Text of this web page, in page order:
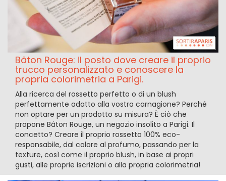
Bâton Rouge: il posto dove creare il proprio
trucco personalizzato e conoscere la
propria colorimetria a Parigi.
Alla ricerca del rossetto perfetto o di un blush
perfettamente adatto alla vostra carnagione? Perché
non optare per un prodotto su misura? È ciò che
propone Bâton Rouge, un negozio insolito a Parigi. Il
concetto? Creare il proprio rossetto 100% eco-
responsabile, dal colore al profumo, passando per la
texture, così come il proprio blush, in base ai propri
gusti, alle proprie iscrizioni o alla propria colorimetria!